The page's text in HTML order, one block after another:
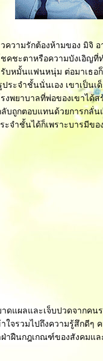
วความรักต้องห้ามของ มิจิ
ชคชะตาหรือความบังเอิญที่
บหมั้นแฟนหนุ่ม ต่อมาเธอ
ประจำชั้นนั่นเอง เขาเป็น
รงพยาบาลที่พ่อของเขาได้
บถูกตอบแทนด้วยการกลั่น
ะจำชั้นได้ก็เพราะบารมีข
ดแผลและเจ็บปวดจากคน
ใจรวมไปถึงความรู้สึกดีๆ
าฝืนกฎเกณฑ์ของสังคมแล